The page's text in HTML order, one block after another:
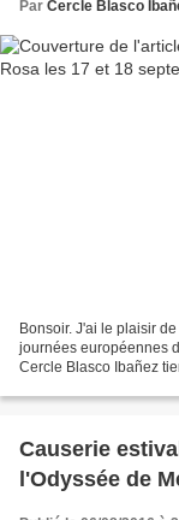
Par Cercle Blasco
Bonsoir. J'ai le plaisir
journées européennes
Cercle Blasco Ibañez
Causerie
l'Odyssée de